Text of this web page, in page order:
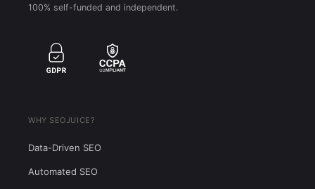
100% self-funded and independent.
WHY SEOJUICE?
Data-Driven SEO
Automated SEO